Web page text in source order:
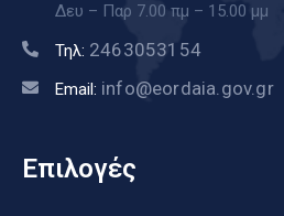
Δευ – Παρ 7.00 πμ – 15.00 μμ
Τηλ: 2463053154
Email: info@eordaia.gov.gr
Επιλογές